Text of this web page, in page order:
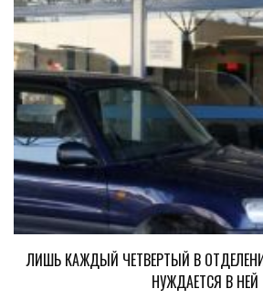
ЛИШЬ КАЖДЫЙ ЧЕТВЕРТЫЙ В
НУЖДАЕТСЯ В НЕЙ